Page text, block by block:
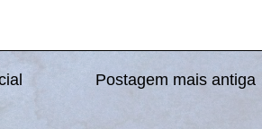
Postagem mais antiga